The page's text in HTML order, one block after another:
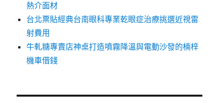
熱介面材
台北票貼經典台南眼科專業乾眼症治療挑選近視雷
射費用
牛軋糖專賣店神桌打造噴霧降溫與電動沙發的楠梓
機車借錢